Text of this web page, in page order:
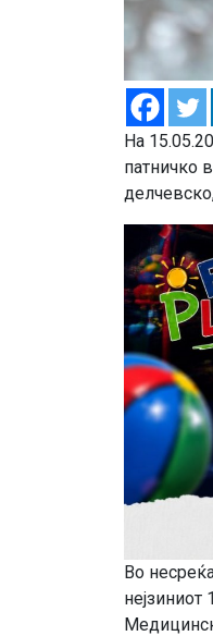
На
патничко
Во